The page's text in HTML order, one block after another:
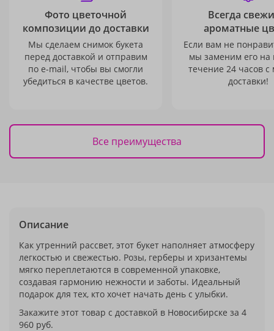
Фото цветочной
композиции до доставки
Мы сделаем снимок букета
перед доставкой и отправим
по e-mail, чтобы вы смогли
убедиться в качестве цветов.
Всегда
ароматные
Если вам не
мы заменим его на
течение 24 часов с
доставки!
Все преимущества
Описание
Как утренний рассвет, этот букет наполняет атмосферу
легкостью и свежестью. Розы, герберы и хризантемы
мягко переплетаются в современной упаковке,
создавая гармонию нежности и заботы. Идеальный
подарок для тех, кто хочет начать день с улыбки.
Закажите этот товар с доставкой в Новосибирске за 4
960 руб.